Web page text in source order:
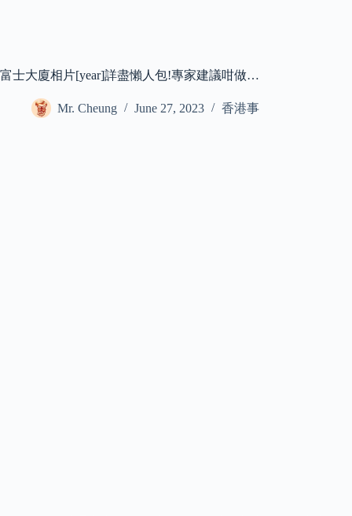
富士大廈相片[year]詳盡懶人包!專家建議咁做…
Mr. Cheung June 27, 2023 香港事